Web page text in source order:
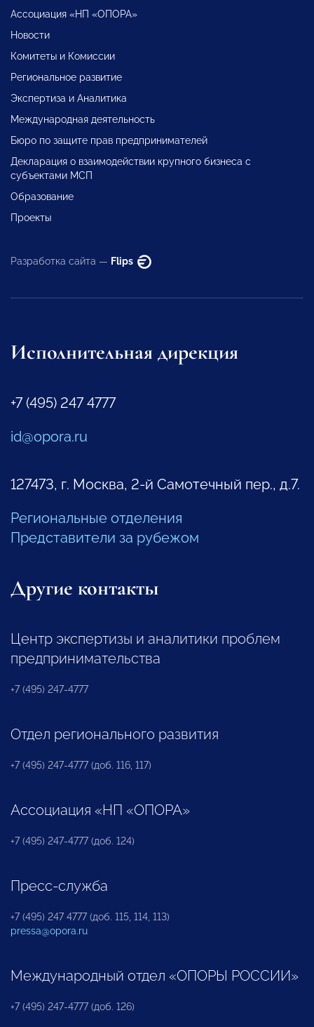
Ассоциация «НП «ОПОРА»
Новости
Комитеты и Комиссии
Региональное развитие
Экспертиза и Аналитика
Международная деятельность
Бюро по защите прав предпринимателей
Декларация о взаимодействии крупного бизнеса с
субъектами МСП
Образование
Проекты
Разработка сайта — Flips
Исполнительная дирекция
+7 (495) 247 4777
id@opora.ru
127473, г. Москва, 2-й Самотечный пер., д.7.
Региональные отделения
Представители за рубежом
Другие контакты
Центр экспертизы и аналитики проблем
предпринимательства
+7 (495) 247-4777
Отдел регионального развития
+7 (495) 247-4777 (доб. 116, 117)
Ассоциация «НП «ОПОРА»
+7 (495) 247-4777 (доб. 124)
Пресс-служба
+7 (495) 247 4777 (доб. 115, 114, 113)
pressa@opora.ru
Международный отдел «ОПОРЫ РОССИИ»
+7 (495) 247-4777 (доб. 126)